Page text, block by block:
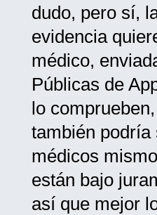
dudo, pero sí,
evidencia
médico,
Públicas de
lo
también podría
médicos
están bajo
así que mejor